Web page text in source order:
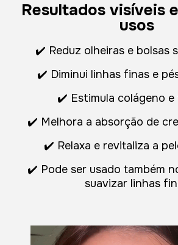
Resultados visíveis
usos
✔️ Reduz olheiras e bolsas
✔️ Diminui linhas finas e
✔️ Estimula colágeno e
✔️ Melhora a absorção de
✔️ Relaxa e revitaliza a
✔️ Pode ser usado também
suavizar linhas